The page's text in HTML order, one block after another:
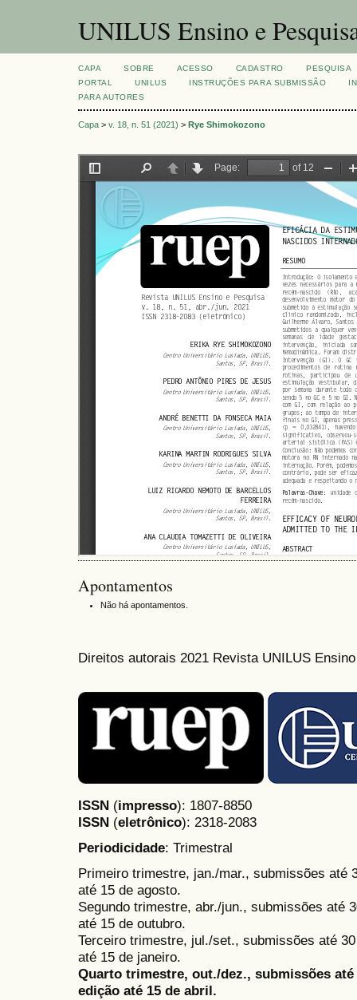
UNILUS Ensino e
CAPA SOBRE ACESSO CADASTRO
PESQUISA
PORTAL
UNILUS INSTRUÇÕES PARA SUBMISSÃO
PARA AUTORES
Capa > v. 18, n. 51 (2021) > Rye Shimokozono
Apontamentos
Não há apontamentos.
Direitos autorais 2021 Revista UNILUS
ISSN (impresso): 1807-8850
ISSN (eletrônico): 2318-2083
Periodicidade: Trimestral
Primeiro trimestre, jan./mar., submissões até
até 15 de agosto.
Segundo trimestre, abr./jun., submissões até
até 15 de outubro.
Terceiro trimestre, jul./set., submissões até
até 15 de janeiro.
Quarto trimestre, out./dez., submissões
edição até 15 de abril.